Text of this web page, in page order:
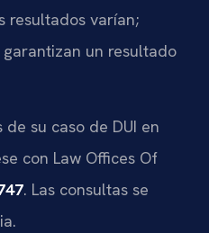
resultados varían;
un resultado
su caso de DUI en
con Law Offices Of
. Las consultas se